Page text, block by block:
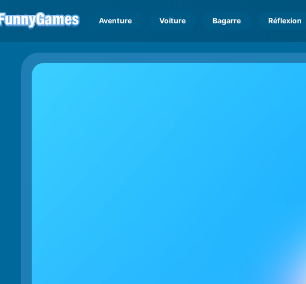
Aventure Voiture Bagarre Réflexion